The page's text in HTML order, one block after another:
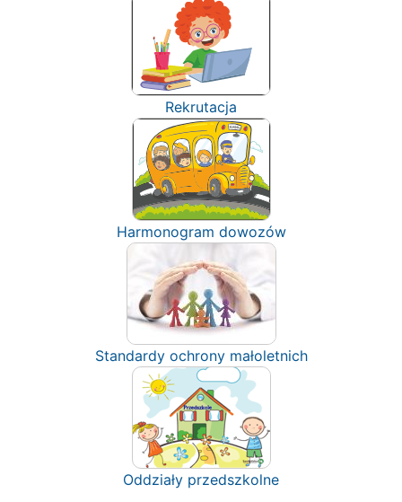
Rekrutacja
Harmonogram dowozów
Standardy ochrony małoletnich
Oddziały przedszkolne